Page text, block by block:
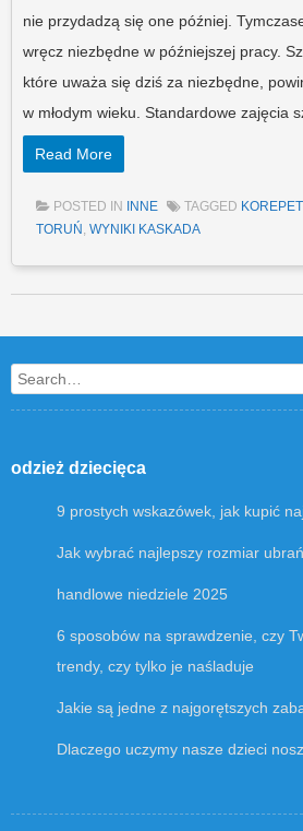
nie przydadzą się one później.
wręcz niezbędne w późniejszej pracy.
które uważa się dziś za niezbędne,
w młodym wieku. Standardowe zajęcia
Read More
POSTED IN INNE TAGGED
TORUŃ WYNIKI KASKADA
Post navigation
Search
odzież dziecięca
9 prostych wskazówek, jak kupić
Jak wybrać najlepszy rozmiar
handlowe niedziele 2025
6 sposobów na sprawdzenie, czy
trendy, czy tylko je naśladuje
Jakie są jedne z najgorętszych
Dlaczego uczymy nasze dzieci